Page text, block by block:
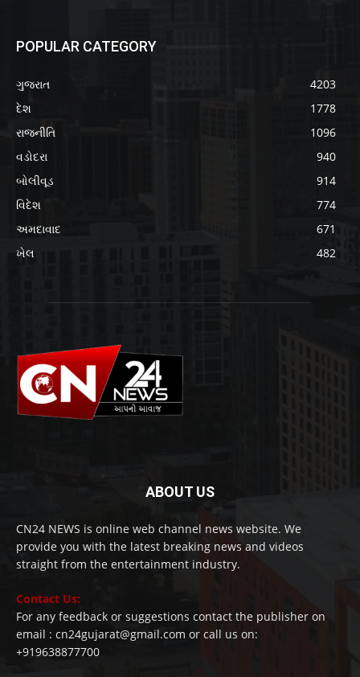
POPULAR CATEGORY
ગુજરાત
4203
દેશ
1778
રાજનીતિ
1096
વડોદરા
940
બોલીવૂડ
914
વિદેશ
774
અમદાવાદ
671
ખેલ
482
ABOUT US
CN24 NEWS is online web channel news website. We
provide you with the latest breaking news and videos
straight from the entertainment industry.
Contact Us:
For any feedback or suggestions contact the publisher on
email : cn24gujarat@gmail.com or call us on:
+919638877700